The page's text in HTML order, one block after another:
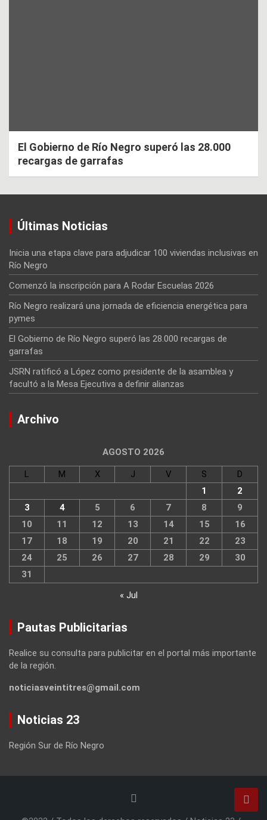
El Gobierno de Río Negro superó las 28.000
recargas de garrafas
Últimas Noticias
Inicia una etapa clave para adjudicar 100 viviendas inclusivas en
Río Negro
Comenzó la inscripción para A Rodar Escuelas 2026
Río Negro realizará una jornada de eficiencia energética para
pymes
El Gobierno de Río Negro superó las 28.000 recargas de
garrafas
JSRN ratificó a López como presidente de la asamblea y
facultó a la Mesa Ejecutiva a definir alianzas
Archivo
AGOSTO 2026
L M X J V S
D
1
2
3
4 5 6 7 8
9
10
11 12 13 14 15
16
17
18 19 20 21 22
23
24
25 26 27 28 29
30
31
« Jul
Pautas Publicitarias
Realice su consulta para publicitar en el portal más importante
de la región.
noticiasveintitres@gmail.com
Noticias 23
Región Sur de Río Negro